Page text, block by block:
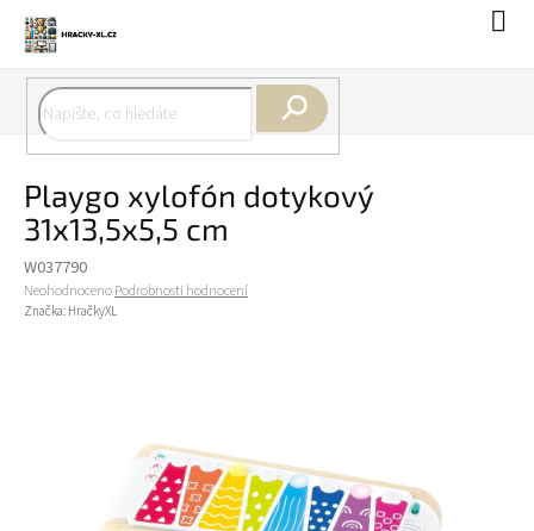
obsah
Playgo xylofón dotykový
31x13,5x5,5 cm
W037790
Průměrné
hodnocení
NeohodnocenoPodrobnosti hodnocení
Značka: HračkyXL